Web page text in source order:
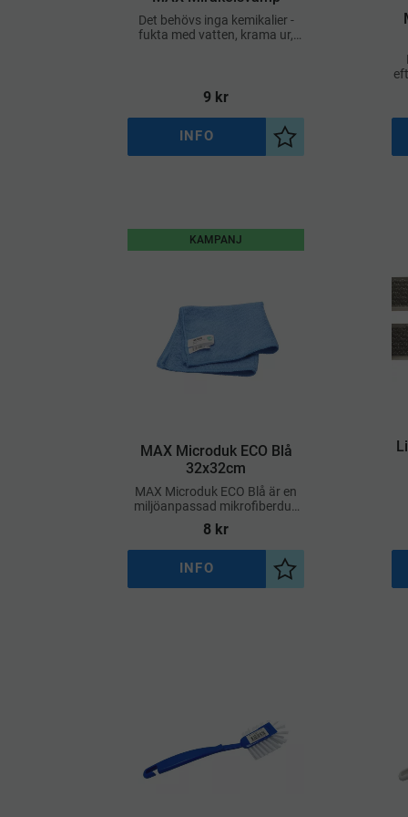
Det behövs inga kemikalier -
fukta med vatten, krama ur,
9 kr
Lägg till i önskelista
INFO
MAX Microduk ECO Blå
32x32cm
MAX Microduk ECO Blå är en
miljöanpassad mikrofiberduk
med bra kvalitet och funktion
8 kr
KAMPANJ
Lägg till i önskelista
INFO